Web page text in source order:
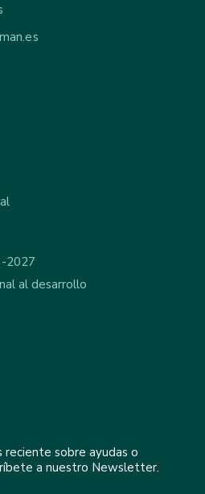
2027
al desarrollo
reciente sobre ayudas o
a nuestro Newsletter.